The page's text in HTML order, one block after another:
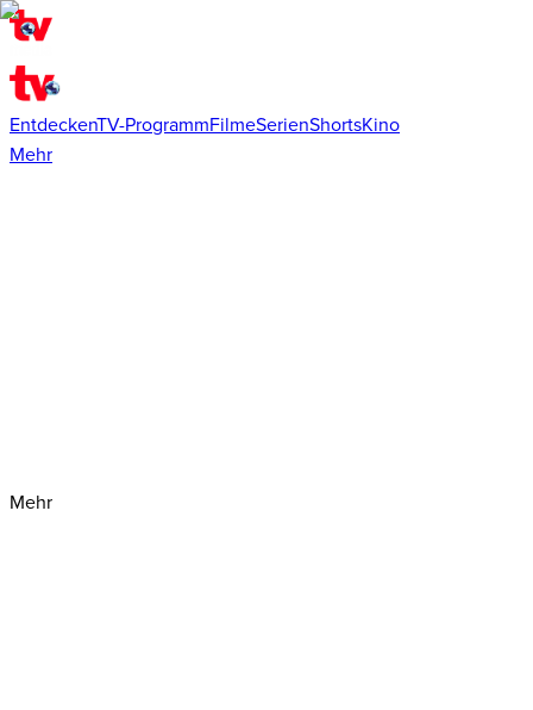
EntdeckenTV-ProgrammFilmeSerienShortsKino
Mehr
Mehr